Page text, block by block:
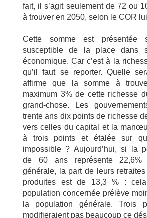
fait, il s’agit seulement de 72 ou
à trouver en 2050, selon le COR
Cette somme est présentée
susceptible de la place dans
économique. Car c’est à la
qu’il faut se reporter. Quelle
affirme que la somme à
maximum 3% de cette richesse
grand-chose. Les
trente ans dix points de richesse
vers celles du capital et la
à trois points et étalée sur
impossible ? Aujourd’hui, si la
de 60 ans représente 22,6%
générale, la part de leurs
produites est de 13,3 % :
population concernée prélève
la population générale. Trois
modifieraient pas beaucoup ce